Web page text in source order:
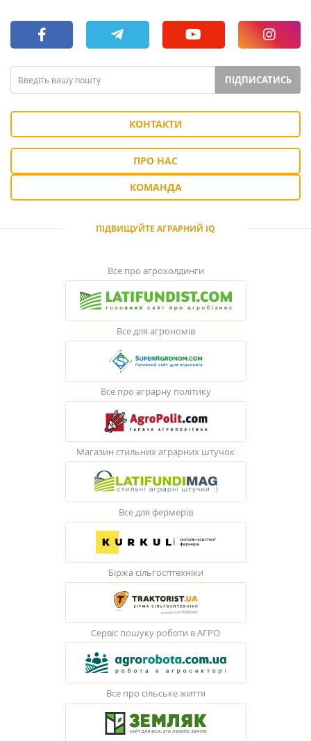
ПІДПИСАТИСЬ
КОНТАКТИ
ПРО НАС
КОМАНДА
ПІДВИЩУЙТЕ АГРАРНИЙ IQ
Все про агрохолдинги
Все для агрономів
Все про аграрну політику
Магазин стильних аграрних штучок
Все для фермерів
Біржа сільгосптехніки
Сервіс пошуку роботи в АГРО
Все про сільське життя